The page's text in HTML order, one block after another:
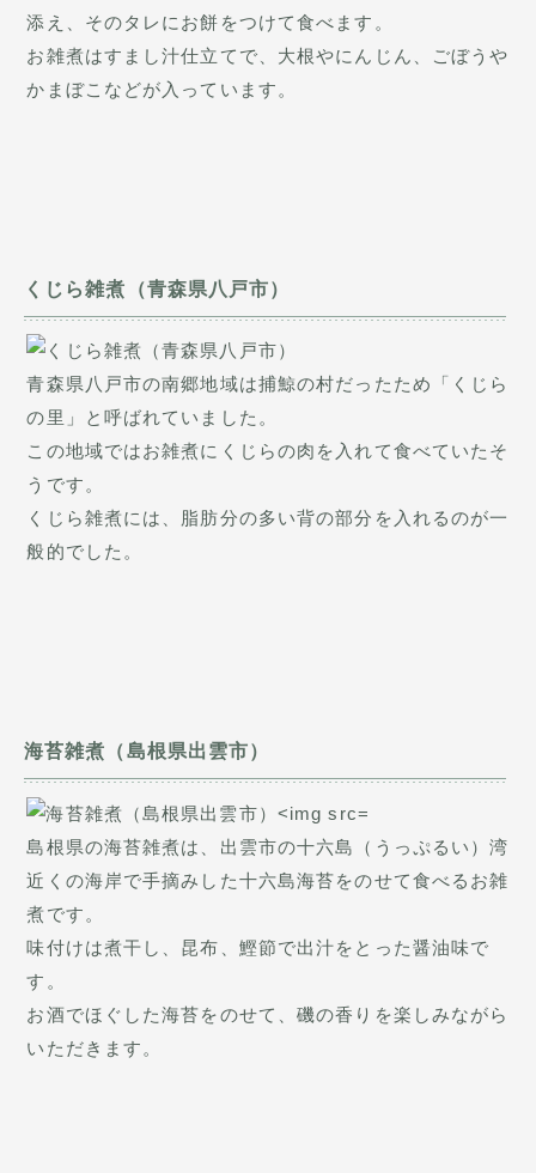
添え、そのタレにお餅をつけて食べます。
お雑煮はすまし汁仕立てで、大根やにんじん、ごぼうや
かまぼこなどが入っています。
くじら雑煮（青森県八戸市）
青森県八戸市の南郷地域は捕鯨の村だったため「くじら
の里」と呼ばれていました。
この地域ではお雑煮にくじらの肉を入れて食べていたそ
うです。
くじら雑煮には、脂肪分の多い背の部分を入れるのが一
般的でした。
海苔雑煮（島根県出雲市）
島根県の海苔雑煮は、出雲市の十六島（うっぷるい）湾
近くの海岸で手摘みした十六島海苔をのせて食べるお雑
煮です。
味付けは煮干し、昆布、鰹節で出汁をとった醤油味で
す。
お酒でほぐした海苔をのせて、磯の香りを楽しみながら
いただきます。